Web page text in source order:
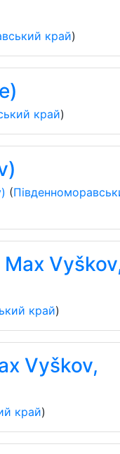
край)
край)
(
край)
Vyškov,
край)